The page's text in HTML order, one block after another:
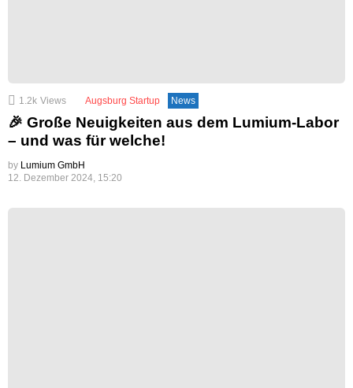
1.2k Views Augsburg Startup News
🎉 Große Neuigkeiten aus dem Lumium-Labor
– und was für welche!
by Lumium GmbH
12. Dezember 2024, 15:20